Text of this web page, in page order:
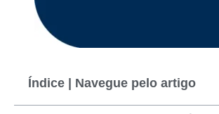
Índice | Navegue pelo artigo